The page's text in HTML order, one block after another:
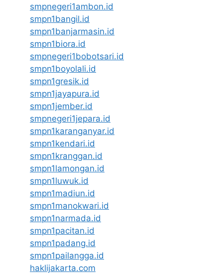
smpnegeri1ambon.id
smpn1bangil.id
smpn1banjarmasin.id
smpn1biora.id
smpnegeri1bobotsari.id
smpn1boyolali.id
smpn1gresik.id
smpn1jayapura.id
smpn1jember.id
smpnegeri1jepara.id
smpn1karanganyar.id
smpn1kendari.id
smpn1kranggan.id
smpn1lamongan.id
smpn1luwuk.id
smpn1madiun.id
smpn1manokwari.id
smpn1narmada.id
smpn1pacitan.id
smpn1padang.id
smpn1pailangga.id
haklijakarta.com